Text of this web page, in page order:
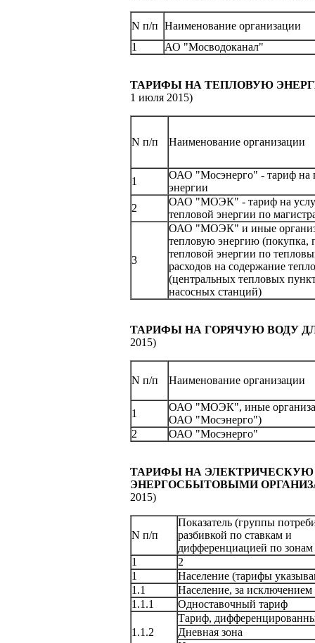
N п/п Наименование организации
1
АО "Мосводоканал"
ТАРИФЫ НА ТЕПЛОВУЮ
1 июля 2015)
N п/п Наименование организации
1
ОАО "Мосэнерго" - тариф на
энергии
2
ОАО "МОЭК" - тариф на
тепловой энергии по
3
ОАО "МОЭК" и иные
тепловую энергию (покупка,
тепловой энергии по
расходов на содержание
(центральных тепловых
насосных станций)
ТАРИФЫ НА ГОРЯЧУЮ ВОДУ
2015)
N п/п Наименование организации
1
ОАО "МОЭК", иные
ОАО "Мосэнерго")
2
ОАО "Мосэнерго"
ТАРИФЫ НА
ЭНЕРГОСБЫТОВЫМИ
2015)
N п/п
Показатель (группы
разбивкой по ставкам и
дифференциацией по зонам
1
2
1
Население (тарифы
1.1
Население, за
1.1.1
Одноставочный тариф
1.1.2
Тариф,
Дневная зона